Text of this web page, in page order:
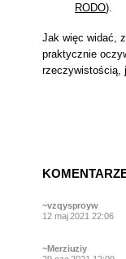
RODO).
Jak więc widać,
praktycznie
rzeczywistością,
~vzqysproyw
12 maj 2021 22:06
~Merziuziy